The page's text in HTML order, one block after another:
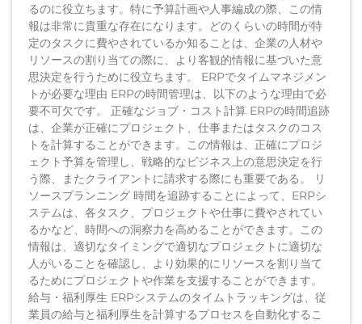
るのに役立ちます。特に予算計画や人事編成の際、この情
報は非常に貴重な存在になります。どのくらいの時間が特
定のタスクに費やされているか知ることは、企業の人材や
リソースの割り当ての際に、より客観的情報に基づいた意
思決定を行うために役立ちます。 ERPでタイムマネジメン
トが必要な理由 ERPの時間管理は、以下のような理由で必
要不可欠です。 正確なジョブ・コスト計算 ERPの時間追跡
は、企業が正確にプロジェクト、仕事またはタスクのコス
トを計算することができます。この情報は、正確にプロジ
ェクト予算を管理し、戦略的なビジネス上の意思決定を行
う際、またクライアントに請求する際にも重要である。 リ
ソースプランニング 時間を追跡することによって、ERPシ
ステムは、各タスク、プロジェクトや仕事に費やされてい
るかなど、時間への洞察力を高めることができます。この
情報は、適切なタイミングで適切なプロジェクトに適切な
人がいることを確認し、より効果的にリソースを割り当て
るためにプロジェクトや作業を支援することができます。
給与・福利厚生 ERPシステムのタイムトラッキングは、従
業員の給与と福利厚生を計算するプロセスを自動化するこ